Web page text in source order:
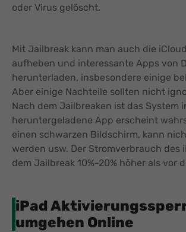
oder Virus gelöscht.
Mit Jailbreak kann man auch die
aufheben und interessante Apps von
herunterladen, insbesondere einige
Aber einige Nachteile sollten nicht
Nach dem Jailbreaken ist das System
heruntergeladene App erscheint
einen schwarzen Bildschirm, kann
werden usw. Der Stromverbrauch des
dem Jailbreak 10%-20% höher als vor
iPad
umgehen Online